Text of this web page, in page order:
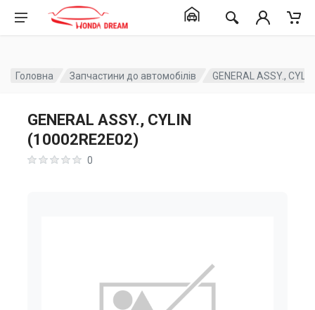
Головна Запчастини до автомобілів GENERAL ASSY.,
GENERAL ASSY., CYLIN
(10002RE2E02)
0